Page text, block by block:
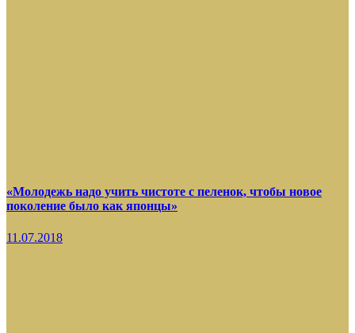
«Молодежь надо учить чистоте с пеленок, чтобы новое
поколение было как японцы»
11.07.2018